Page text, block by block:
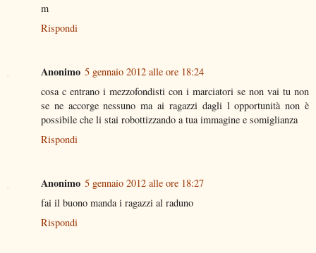
m
Rispondi
Anonimo 5 gennaio 2012 alle ore 18:24
cosa c entrano i mezzofondisti con i marciatori se non vai tu non
se ne accorge nessuno ma ai ragazzi dagli l opportunità non è
possibile che li stai robottizzando a tua immagine e somiglianza
Rispondi
Anonimo 5 gennaio 2012 alle ore 18:27
fai il buono manda i ragazzi al raduno
Rispondi